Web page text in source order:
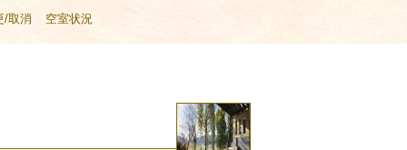
/取消 空室状況